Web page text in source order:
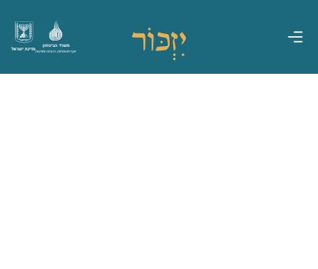
מדינת ישראל
משרד הביטחון
אגף משפחות, הנצחה ומורשת